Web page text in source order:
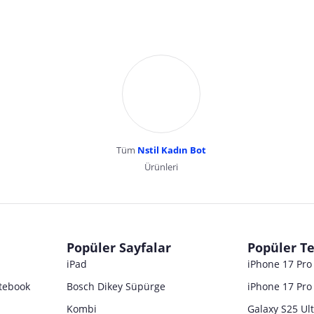
Tüm Nstil Kadın Bot
Ürünleri
Popüler Sayfalar
iPad
Bosch Dikey Süpürge
Kombi
Popüler
iPhone 17
iPhone 17 Pro
Galaxy S25